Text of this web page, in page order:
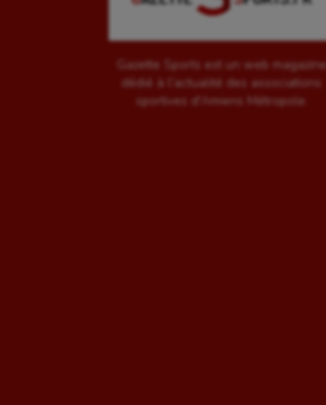
Gazette Sports est un web magazine
dédié à l'actualité des associations
sportives d'Amiens Métropole.